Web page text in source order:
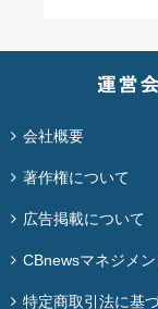
会社概要
著作権について
広告掲載について
CBnewsマネジメ
特定商取引法に基